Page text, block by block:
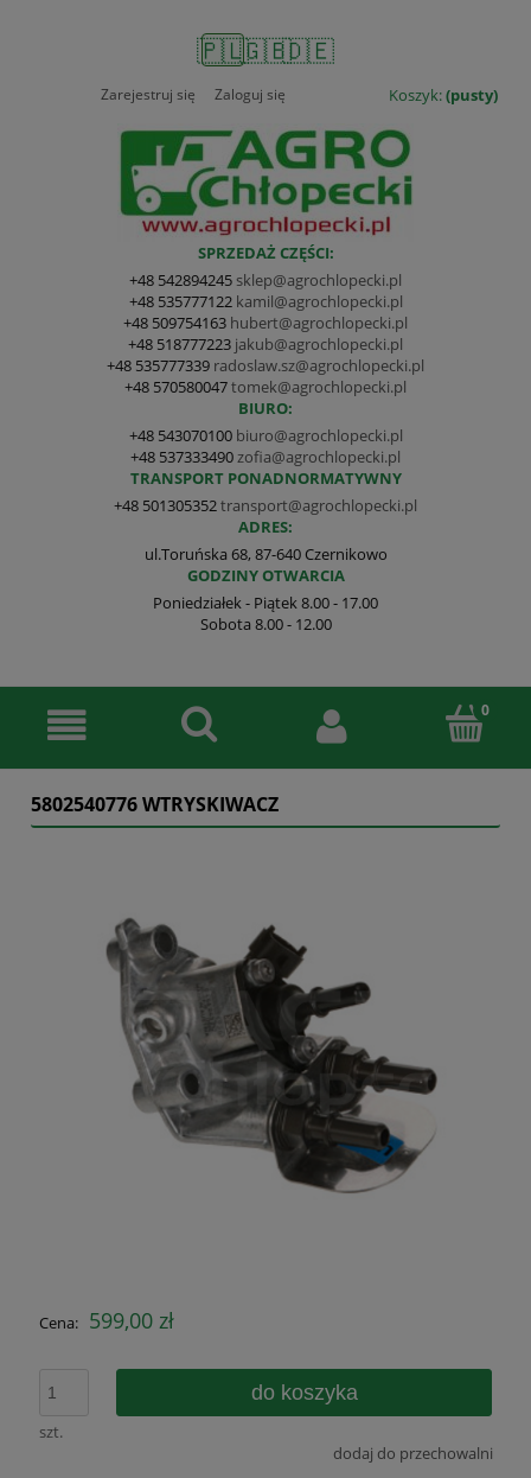
🇵🇱🇬🇧🇩🇪
Koszyk:(pusty)
Zarejestruj się Zaloguj się
SPRZEDAŻ CZĘŚCI:
+48 542894245 sklep@agrochlopecki.pl
+48 535777122 kamil@agrochlopecki.pl
+48 509754163 hubert@agrochlopecki.pl
+48 518777223 jakub@agrochlopecki.pl
+48 535777339 radoslaw.sz@agrochlopecki.pl
+48 570580047tomek@agrochlopecki.pl
BIURO:
+48 543070100 biuro@agrochlopecki.pl
+48 537333490 zofia@agrochlopecki.pl
TRANSPORT PONADNORMATYWNY
+48 501305352transport@agrochlopecki.pl
ADRES:
ul.Toruńska 68, 87-640 Czernikowo
GODZINY OTWARCIA
Poniedziałek - Piątek 8.00 - 17.00
Sobota 8.00 - 12.00
5802540776 WTRYSKIWACZ
Cena: 599,00 zł
szt.
do koszyka
dodaj do przechowalni